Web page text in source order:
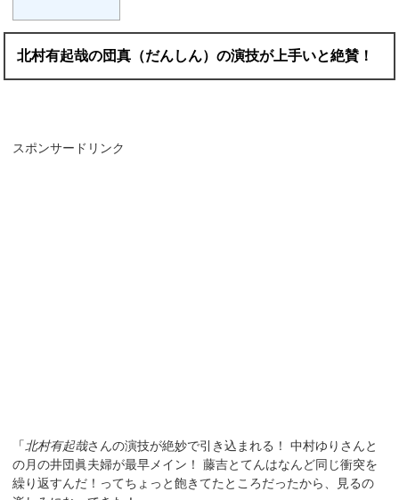
北村有起哉の団真（だんしん）の演技が上手いと絶賛！
スポンサードリンク
「 北村有起哉さんの演技が絶妙で引き込まれる！ 中村ゆりさんと
の月の井団眞夫婦が最早メイン！ 藤吉とてんはなんど同じ衝突を
繰り返すんだ！ってちょっと飽きてたところだったから、見るの